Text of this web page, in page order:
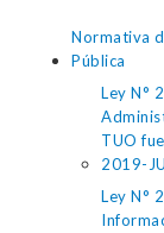
Normativa
Pública
Ley N°
TUO
2019-
Ley N°